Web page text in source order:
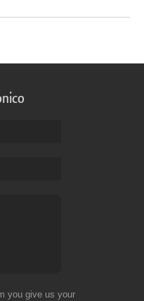
you give us your